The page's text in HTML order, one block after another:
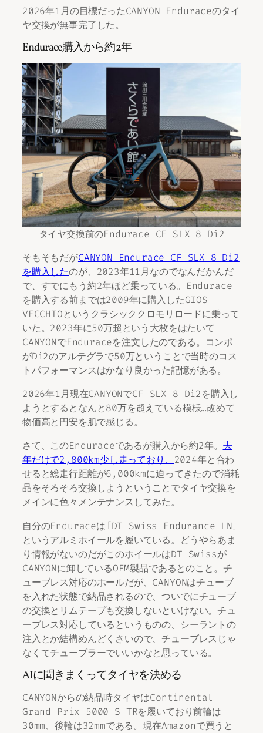
2026年1月の目標だったCANYON Enduraceのタイ
ヤ交換が無事完了した。
Endurace購入から約2年
タイヤ交換前のEndurace CF SLX 8 Di2
そもそもだがCANYON Endurace CF SLX 8 Di2
を購入したのが、2023年11月なのでなんだかんだ
で、すでにもう約2年ほど乗っている。Endurace
を購入する前までは2009年に購入したGIOS
VECCHIOというクラシッククロモリロードに乗って
いた。2023年に50万超という大枚をはたいて
CANYONでEnduraceを注文したのである。コンポ
がDi2のアルテグラで50万ということで当時のコス
トパフォーマンスはかなり良かった記憶がある。
2026年1月現在CANYONでCF SLX 8 Di2を購入し
ようとするとなんと80万を超えている模様…改めて
物価高と円安を肌で感じる。
さて、このEnduraceであるが購入から約2年。 去
年だけで2,800km少し走っており、 2024年と合わ
せると総走行距離が6,000kmに迫ってきたので消耗
品をそろそろ交換しようということでタイヤ交換を
メインに色々メンテナンスしてみた。
自分のEnduraceは「DT Swiss Endurance LN」
というアルミホイールを履いている。どうやらあま
り情報がないのだがこのホイールはDT Swissが
CANYONに卸しているOEM製品であるとのこと。チ
ューブレス対応のホールだが、CANYONはチューブ
を入れた状態で納品されるので、ついでにチューブ
の交換とリムテープも交換しないといけない。チュ
ーブレス対応しているというものの、シーラントの
注入とか結構めんどくさいので、チューブレスじゃ
なくてチューブラーでいいかなと思っている。
AIに聞きまくってタイヤを決める
CANYONからの納品時タイヤはContinental
Grand Prix 5000 S TRを履いており前輪は
30mm、後輪は32mmである。現在Amazonで買うと